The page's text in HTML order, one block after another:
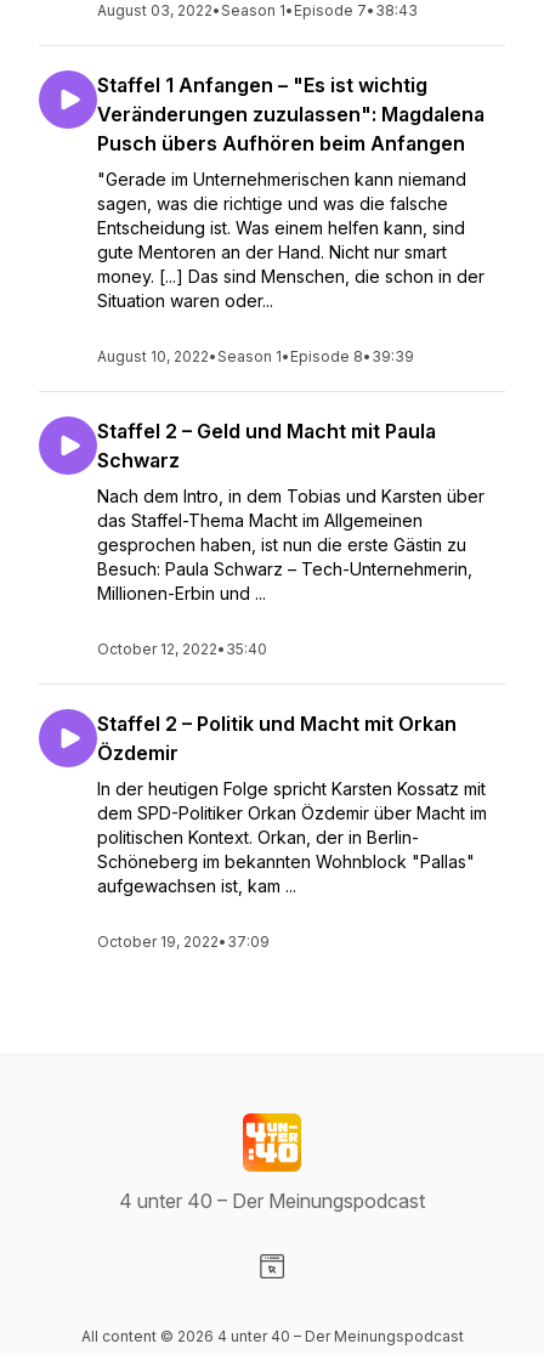
August 03, 2022•Season 1• Episode 7• 38:43
Staffel 1 Anfangen – "Es ist wichtig
Veränderungen zuzulassen": Magdalena
Pusch übers Aufhören beim Anfangen
"Gerade im Unternehmerischen kann niemand
sagen, was die richtige und was die falsche
Entscheidung ist. Was einem helfen kann, sind
gute Mentoren an der Hand. Nicht nur smart
money. [...] Das sind Menschen, die schon in der
Situation waren oder...
August 10, 2022•Season 1• Episode 8• 39:39
Staffel 2 – Geld und Macht mit Paula
Schwarz
Nach dem Intro, in dem Tobias und Karsten über
das Staffel-Thema Macht im Allgemeinen
gesprochen haben, ist nun die erste Gästin zu
Besuch: Paula Schwarz – Tech-Unternehmerin,
Millionen-Erbin und ...
October 12, 2022• 35:40
Staffel 2 – Politik und Macht mit Orkan
Özdemir
In der heutigen Folge spricht Karsten Kossatz mit
dem SPD-Politiker Orkan Özdemir über Macht im
politischen Kontext. Orkan, der in Berlin-
Schöneberg im bekannten Wohnblock "Pallas"
aufgewachsen ist, kam ...
October 19, 2022• 37:09
4 unter 40 – Der Meinungspodcast
All content © 2026 4 unter 40 – Der Meinungspodcast